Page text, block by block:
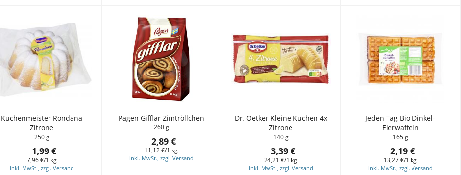
Kuchenmeister Rondana
Zitrone
250 g
1,99 €
7,96 €/1 kg
inkl. MwSt., zzgl. Versand
Pagen Gifflar Zimtröllchen
260 g
2,89 €
11,12 €/1 kg
inkl. MwSt., zzgl. Versand
Dr. Oetker Kleine Kuchen 4x
Zitrone
140 g
3,39 €
24,21 €/1 kg
inkl. MwSt., zzgl. Versand
Jeden Tag Bio Dinkel-
Eierwaffeln
165 g
2,19 €
13,27 €/1 kg
inkl. MwSt., zzgl. Versand